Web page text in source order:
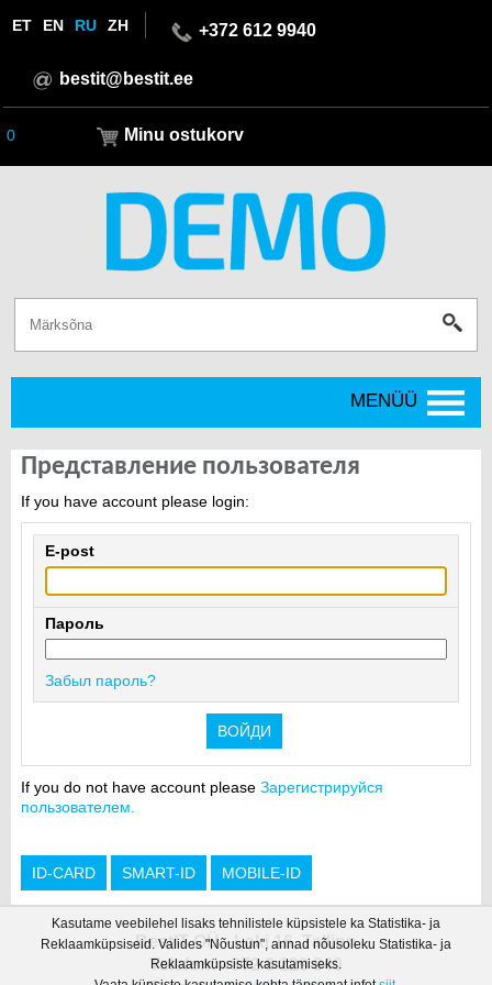
ET EN RU ZH +372 612 9940
bestit@bestit.ee
0 Minu ostukorv
MENÜÜ
Представление пользователя
If you have account please login:
E-post
Пароль
Забыл пароль?
If you do not have account please Зарегистрируйся
пользователем.
BestIT OÜ - Laki 16, Tallinn
Telefon: +372 6 129 940
Kasutame veebilehel lisaks tehnilistele küpsistele ka Statistika- ja
Reklaamküpsiseid. Valides "Nõustun", annad nõusoleku Statistika- ja
Reklaamküpsiste kasutamiseks.